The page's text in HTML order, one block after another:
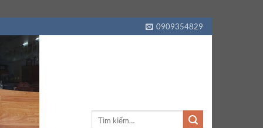
0909354829